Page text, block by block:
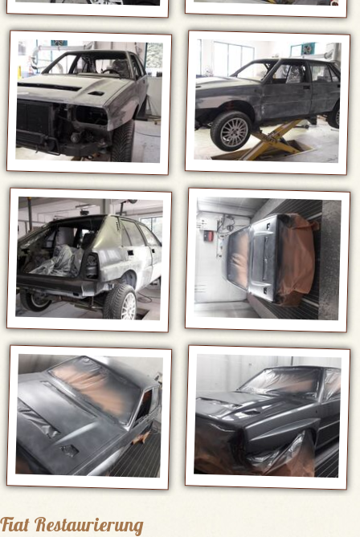
Fiat Restaurierung